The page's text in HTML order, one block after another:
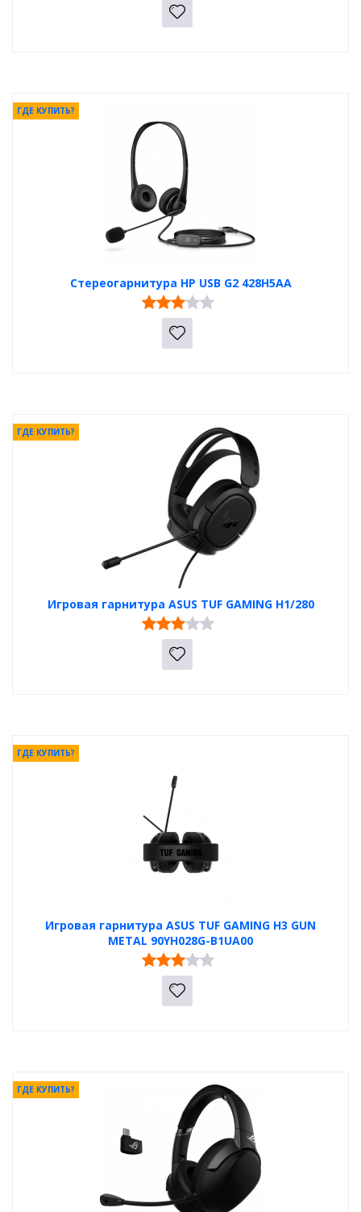
Стереогарнитура HP USB G2 428H5AA
ГДЕ КУПИТЬ?
Игровая гарнитура ASUS TUF GAMING H1/280
ГДЕ КУПИТЬ?
Игровая гарнитура ASUS TUF GAMING H3 GUN
METAL 90YH028G-B1UA00
ГДЕ КУПИТЬ?
ГДЕ КУПИТЬ?